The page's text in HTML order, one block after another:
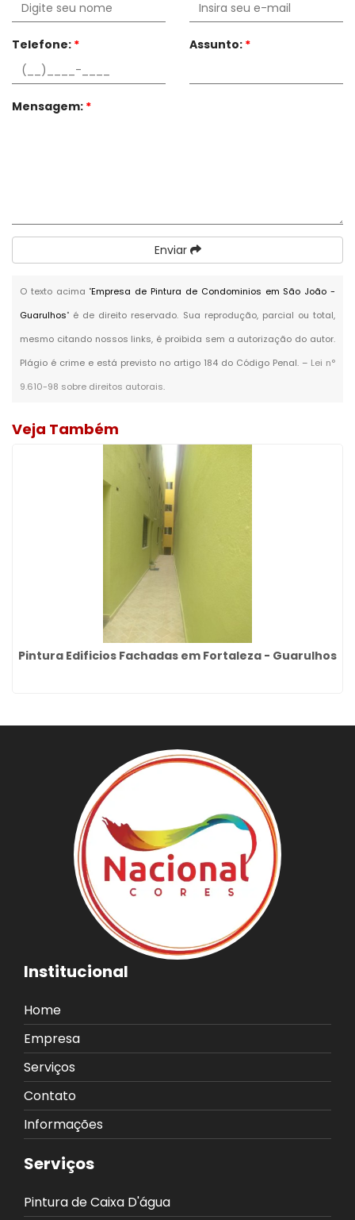
Telefone: * Assunto: *
Mensagem: *
Enviar
O texto acima "Empresa de Pintura de Condominios em São João -
Guarulhos" é de direito reservado. Sua reprodução, parcial ou total,
mesmo citando nossos links, é proibida sem a autorização do autor.
Plágio é crime e está previsto no artigo 184 do Código Penal. – Lei n°
9.610-98 sobre direitos autorais.
Veja Também
Pintura Edificios Fachadas em Fortaleza - Guarulhos
Institucional
Home
Empresa
Serviços
Contato
Informações
Serviços
Pintura de Caixa D'água